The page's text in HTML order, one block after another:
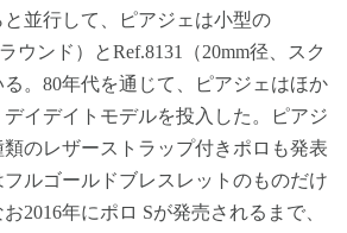
並行して、ピアジェは小型の
ウンド）とRef.8131（20mm径、スク
。80年代を通じて、ピアジェはほか
イデイトモデルを投入した。ピアジ
のレザーストラップ付きポロも発表
ルゴールドブレスレットのものだけ
2016年にポロ Sが発売されるまで、